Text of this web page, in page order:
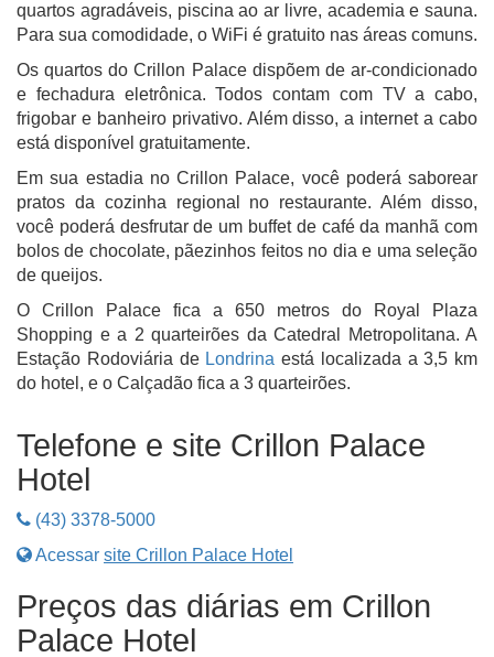
quartos agradáveis, piscina ao ar livre, academia e sauna.
Para sua comodidade, o WiFi é gratuito nas áreas comuns.
Os quartos do Crillon Palace dispõem de ar-condicionado
e fechadura eletrônica. Todos contam com TV a cabo,
frigobar e banheiro privativo. Além disso, a internet a cabo
está disponível gratuitamente.
Em sua estadia no Crillon Palace, você poderá saborear
pratos da cozinha regional no restaurante. Além disso,
você poderá desfrutar de um buffet de café da manhã com
bolos de chocolate, pãezinhos feitos no dia e uma seleção
de queijos.
O Crillon Palace fica a 650 metros do Royal Plaza
Shopping e a 2 quarteirões da Catedral Metropolitana. A
Estação Rodoviária de Londrina está localizada a 3,5 km
do hotel, e o Calçadão fica a 3 quarteirões.
Telefone e site Crillon Palace
Hotel
(43) 3378-5000
Acessar site Crillon Palace Hotel
Preços das diárias em Crillon
Palace Hotel